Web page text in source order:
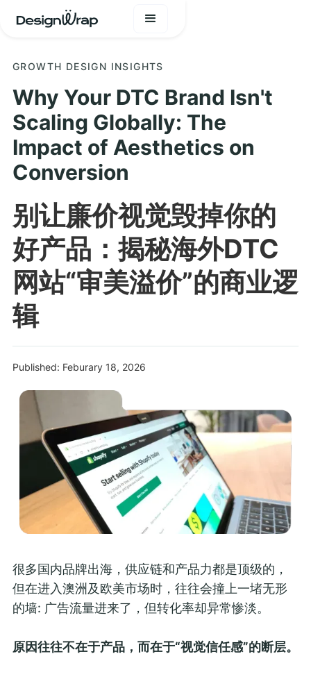
GROWTH DESIGN INSIGHTS
Why Your DTC Brand Isn't
Scaling Globally: The
Impact of Aesthetics on
Conversion
别让廉价视觉毁掉你的
好产品：揭秘海外DTC
网站“审美溢价”的商业逻
辑
Published: Feburary 18, 2026
很多国内品牌出海，供应链和产品力都是顶级的，
但在进入澳洲及欧美市场时，往往会撞上一堵无形
的墙: 广告流量进来了，但转化率却异常惨淡。
原因往往不在于产品，而在于“视觉信任感”的断层。